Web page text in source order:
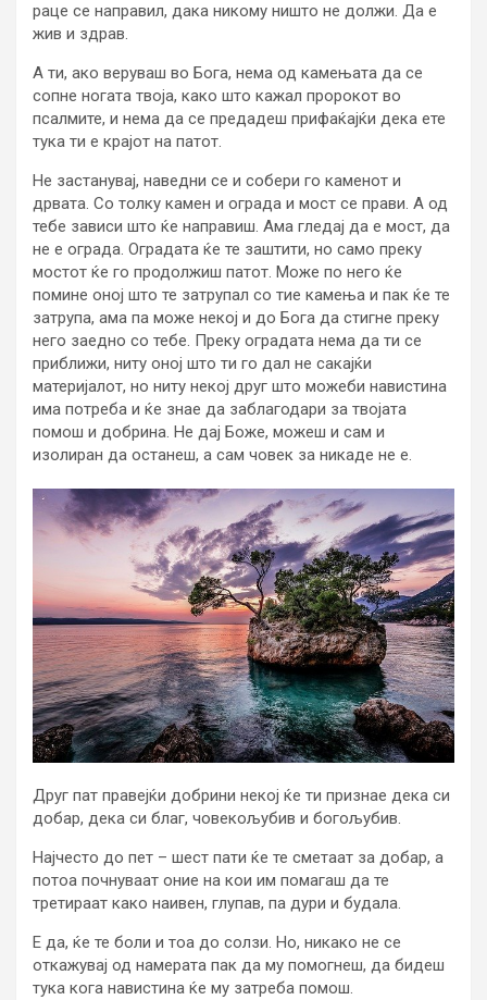
раце се направил, дака никому ништо не должи. Да е
жив и здрав.
А ти, ако веруваш во Бога, нема од камењата да се
сопне ногата твоја, како што кажал пророкот во
псалмите, и нема да се предадеш прифаќајќи дека ете
тука ти е крајот на патот.
Не застанувај, наведни се и собери го каменот и
дрвата. Со толку камен и ограда и мост се прави. А од
тебе зависи што ќе направиш. Ама гледај да е мост, да
не е ограда. Оградата ќе те заштити, но само преку
мостот ќе го продолжиш патот. Може по него ќе
помине оној што те затрупал со тие камења и пак ќе те
затрупа, ама па може некој и до Бога да стигне преку
него заедно со тебе. Преку оградата нема да ти се
приближи, ниту оној што ти го дал не сакајќи
материјалот, но ниту некој друг што можеби навистина
има потреба и ќе знае да заблагодари за твојата
помош и добрина. Не дај Боже, можеш и сам и
изолиран да останеш, а сам човек за никаде не е.
Друг пат правејќи добрини некој ќе ти признае дека си
добар, дека си благ, човекољубив и богољубив.
Најчесто до пет – шест пати ќе те сметаат за добар, а
потоа почнуваат оние на кои им помагаш да те
третираат како наивен, глупав, па дури и будала.
Е да, ќе те боли и тоа до солзи. Но, никако не се
откажувај од намерата пак да му помогнеш, да бидеш
тука кога навистина ќе му затреба помош.